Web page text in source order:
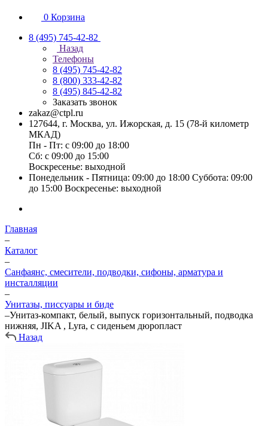
0 Корзина
8 (495) 745-42-82
Назад
Телефоны
8 (495) 745-42-82
8 (800) 333-42-82
8 (495) 845-42-82
Заказать звонок
zakaz@ctpl.ru
127644, г. Москва, ул. Ижорская, д. 15 (78-й километр
МКАД)
Пн - Пт: с 09:00 до 18:00
Сб: с 09:00 до 15:00
Воскресенье: выходной
Понедельник - Пятница: 09:00 до 18:00 Суббота: 09:00
до 15:00 Воскресенье: выходной
Главная
–
Каталог
–
Санфаянс, смесители, подводки, сифоны, арматура и
инсталляции
–
Унитазы, писсуары и биде
–Унитаз-компакт, белый, выпуск горизонтальный, подводка
нижняя, JIKA , Lyra, с сиденьем дюропласт
Назад